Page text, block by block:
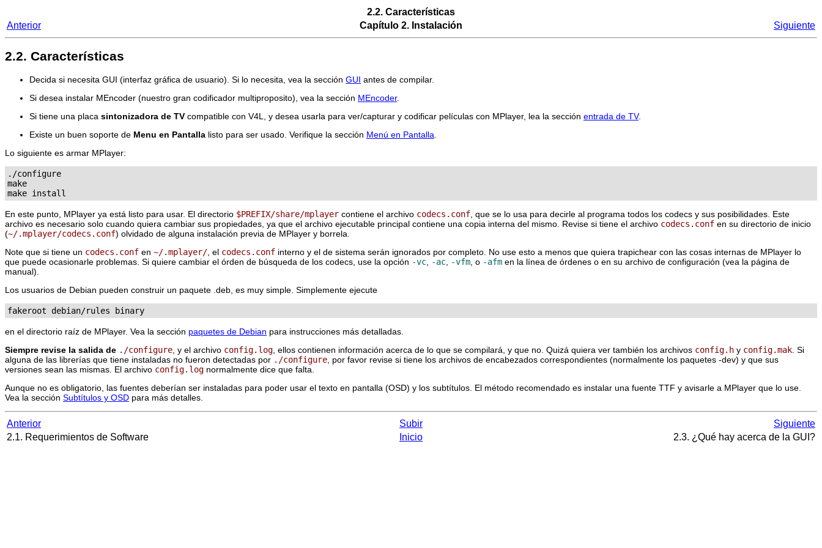
2.2. Características
Anterior
Capítulo 2. Instalación Siguiente
2.2. Características
Decida si necesita GUI (interfaz gráfica de usuario). Si lo necesita, vea la sección GUI antes de compilar.
Si desea instalar MEncoder (nuestro gran codificador multiproposito), vea la sección MEncoder.
Si tiene una placa sintonizadora de TV compatible con V4L, y desea usarla para ver/capturar y codificar películas con MPlayer, lea la sección entrada de TV.
Existe un buen soporte de Menu en Pantalla listo para ser usado. Verifique la sección Menú en Pantalla
Lo siguiente es armar MPlayer:
./configure
make
make install
En este punto, MPlayer ya está listo para usar. El directorio $PREFIX/share/mplayer contiene el archivo codecs.conf , que se lo usa para decirle al programa todos los codecs y sus posibilidades. Este
archivo es necesario solo cuando quiera cambiar sus propiedades, ya que el archivo ejecutable principal contiene una copia interna del mismo. Revise si tiene el archivo codecs.conf en su directorio de inicio
(~/.mplayer/codecs.conf) olvidado de alguna instalación previa de MPlayer y borrela.
Note que si tiene un codecs.conf en ~/.mplayer/ , el codecs.conf interno y el de sistema serán ignorados por completo. No use esto a menos que quiera trapichear con las cosas internas de MPlayer lo
que puede ocasionarle problemas. Si quiere cambiar el órden de búsqueda de los codecs, use la opción -vc -ac -vfm , o -afm en la línea de órdenes o en su archivo de configuración (vea la página de
manual).
Los usuarios de Debian pueden construir un paquete .deb, es muy simple. Simplemente ejecute
fakeroot debian/rules binary
en el directorio raíz de MPlayer. Vea la sección paquetes de Debian para instrucciones más detalladas.
Siempre revise la salida de ./configure , y el archivo config.log , ellos contienen información acerca de lo que se compilará, y que no. Quizá quiera ver también los archivos config.h y config.mak . Si
alguna de las librerías que tiene instaladas no fueron detectadas por ./configure , por favor revise si tiene los archivos de encabezados correspondientes (normalmente los paquetes -dev) y que sus
versiones sean las mismas. El archivo config.log normalmente dice que falta.
Aunque no es obligatorio, las fuentes deberían ser instaladas para poder usar el texto en pantalla (OSD) y los subtítulos. El método recomendado es instalar una fuente TTF y avisarle a MPlayer que lo use.
Vea la sección Subtítulos y OSD para más detalles.
Anterior Subir
Siguiente
2.1. Requerimientos de Software
Inicio 2.3. ¿Qué hay acerca de la GUI?